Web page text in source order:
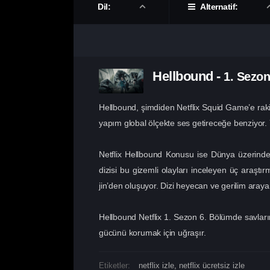
Dil: Alternatif:
Hellbound - 1.
Hellbound, şimdiden Netflix Squid Game’e
yapım global ölçekte ses getireceğe
Netflix Hellbound Konusu ise Dünya
dizisi bu gizemli olayları inceleyen üç
jin’den oluşuyor. Dizi heyecan ve gerilim
Hellbound Netflix 1. Sezon 6. Bölümde
gücünü korumak için uğraşır.
Etiketler: netflix izle, netflix ücretsiz izle